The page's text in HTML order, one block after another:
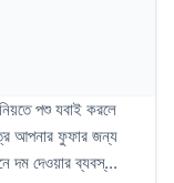
পশু যবাই করলে
আপনার ফুফার জন্য
দম দেওয়ার ব্যবস্...